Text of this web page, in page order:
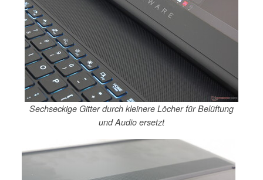
Sechseckige Gitter durch kleinere Löcher für Belüftung
und Audio ersetzt